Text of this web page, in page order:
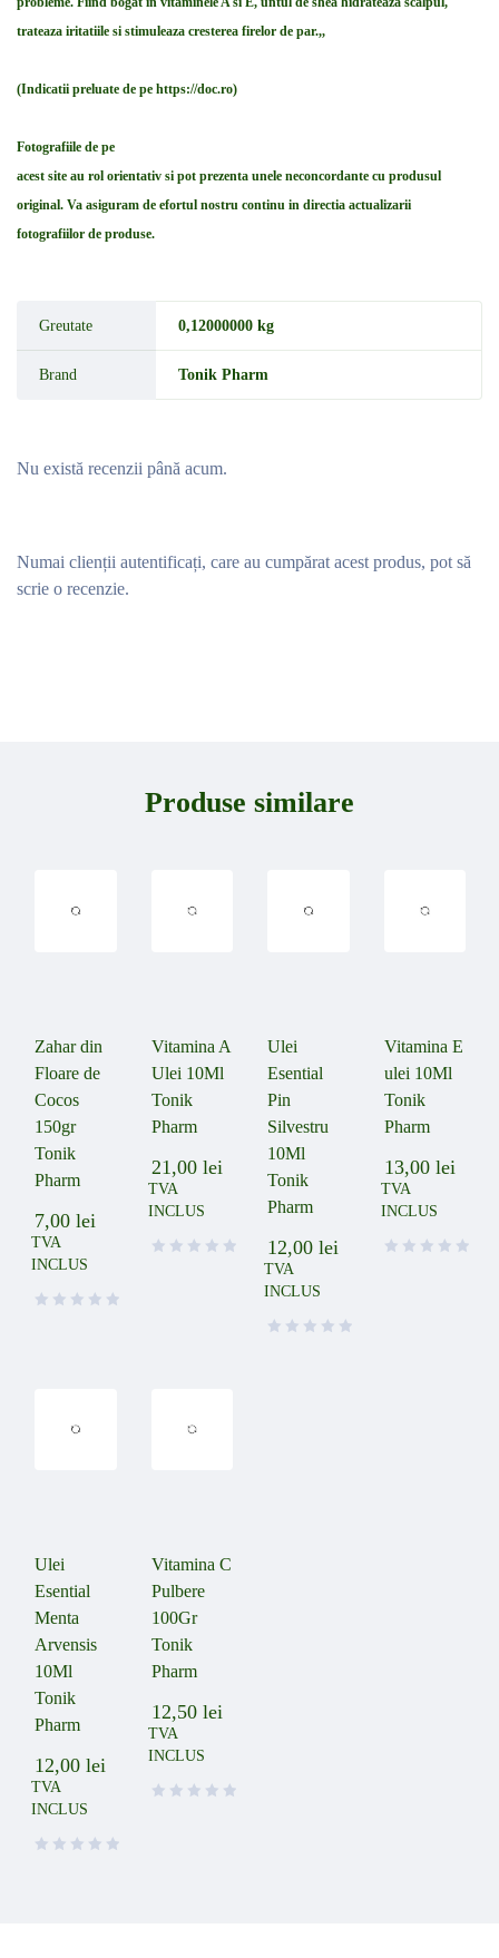
trateaza iritatiile si stimuleaza cresterea firelor de par.,,
(Indicatii preluate de pe https://doc.ro)
Fotografiile de pe
acest site au rol orientativ si pot prezenta unele neconcordante cu produsul
original. Va asiguram de efortul nostru continu in directia actualizarii
fotografiilor de produse.
Greutate 0,12000000 kg
Brand Tonik Pharm
Nu există recenzii până acum.
Numai clienții autentificați, care au cumpărat acest produs, pot să
scrie o recenzie.
Produse similare
Zahar din
Floare de
Cocos
150gr
Tonik
Pharm
7,00 lei
TVA
INCLUS
Vitamina A
Ulei 10Ml
Tonik
Pharm
21,00 lei
TVA
INCLUS
Ulei
Esential
Pin
Silvestru
10Ml
Tonik
Pharm
12,00 lei
TVA
INCLUS
Vitamina E
ulei 10Ml
Tonik
Pharm
13,00 lei
TVA
INCLUS
Ulei
Esential
Menta
Arvensis
10Ml
Tonik
Pharm
12,00 lei
TVA
INCLUS
Vitamina C
Pulbere
100Gr
Tonik
Pharm
12,50 lei
TVA
INCLUS